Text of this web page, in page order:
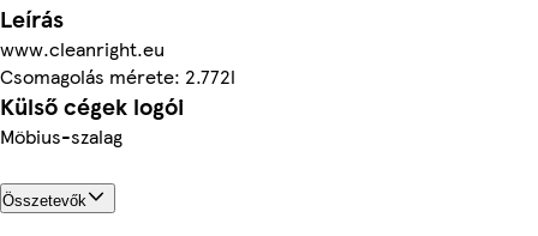
Leírás
www.cleanright.eu
Csomagolás mérete: 2.772l
Külső cégek logói
Möbius-szalag
Összetevők